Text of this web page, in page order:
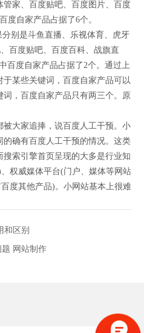
管家、百度贴吧、百度图片、百度
度自家产品占据了6个。
是斗鱼直播、乐视体育、虎牙
百度贴吧、百度百科、战旗直
百度自家产品占据了2个。通过上
某些关键词，百度自家产品可以
，百度自家产品只有两三个。原
大家追捧，说百度人工干预。小
确有百度人工干预的情况。这类
索引擎首页呈现的大多是行业知
权威媒体平台(门户、媒体等网站
度其他产品)。小网站基本上很难
和区别
网站制作